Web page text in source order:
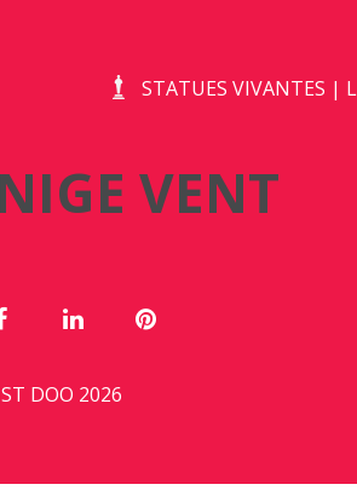
STATUES VIVANTES |
VENT
DOO 2026